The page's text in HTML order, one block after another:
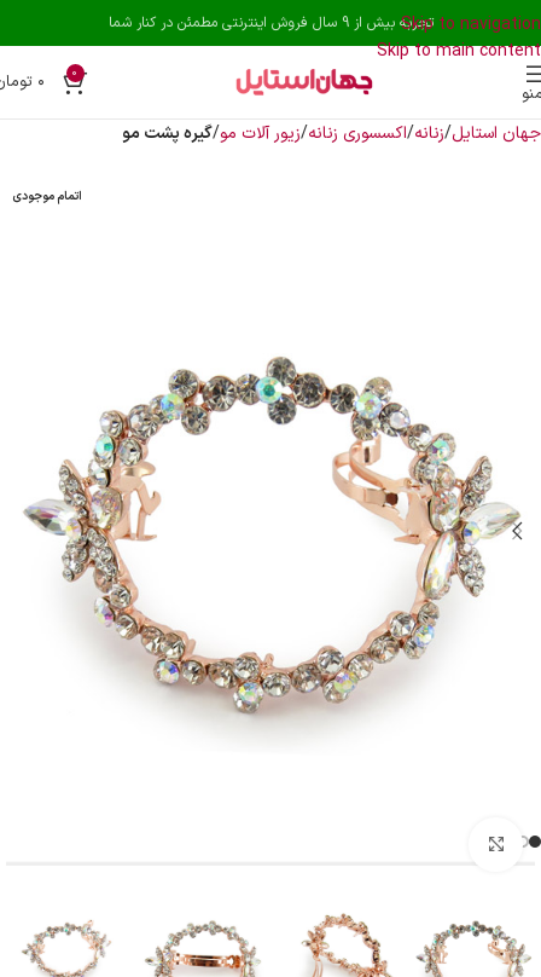
Skip to navigation
Skip to main content
تجربه بیش از 9 سال فروش اینترنتی مطمئن در کنار شما
0 ۰
جهان استایل زنانه اکسسوری زنانه زیور آلات مو گیره پشت مو
اتمام موجودی